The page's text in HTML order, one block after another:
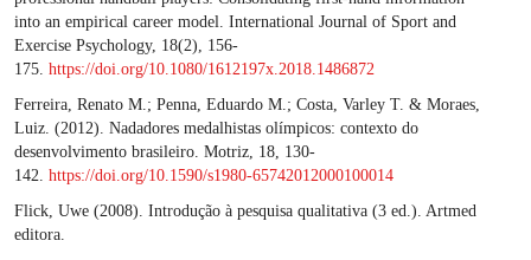
into an empirical career model. International Journal of Sport and
Exercise Psychology, 18(2), 156-
175. https://doi.org/10.1080/1612197x.2018.1486872
Ferreira, Renato M.; Penna, Eduardo M.; Costa, Varley T. & Moraes,
Luiz. (2012). Nadadores medalhistas olímpicos: contexto do
desenvolvimento brasileiro. Motriz, 18, 130-
142. https://doi.org/10.1590/s1980-65742012000100014
Flick, Uwe (2008). Introdução à pesquisa qualitativa (3 ed.). Artmed
editora.